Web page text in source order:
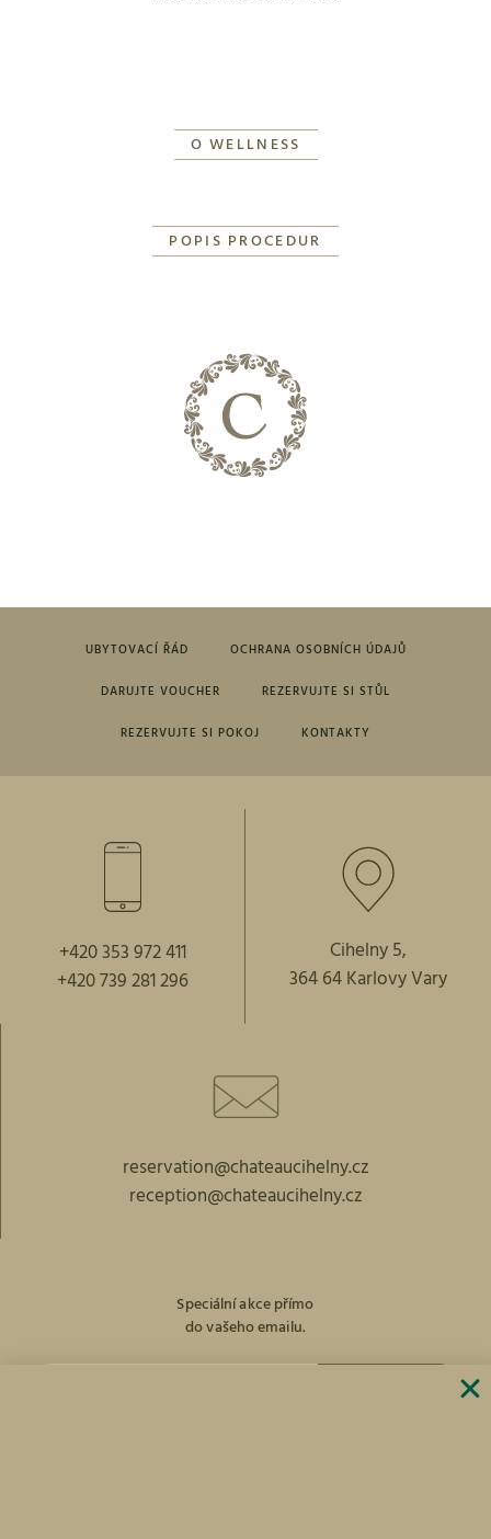
O WELLNESS
POPIS PROCEDUR
UBYTOVACÍ ŘÁD OCHRANA OSOBNÍCH ÚDAJŮ
DARUJTE VOUCHER REZERVUJTE SI STŮL
REZERVUJTE SI POKOJ KONTAKTY
+420 353 972 411
+420 739 281 296
Cihelny 5,
364 64 Karlovy Vary
reservation@chateaucihelny.cz
reception@chateaucihelny.cz
Speciální akce přímo
do vašeho emailu.